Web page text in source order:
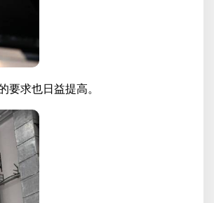
求也日益提高。